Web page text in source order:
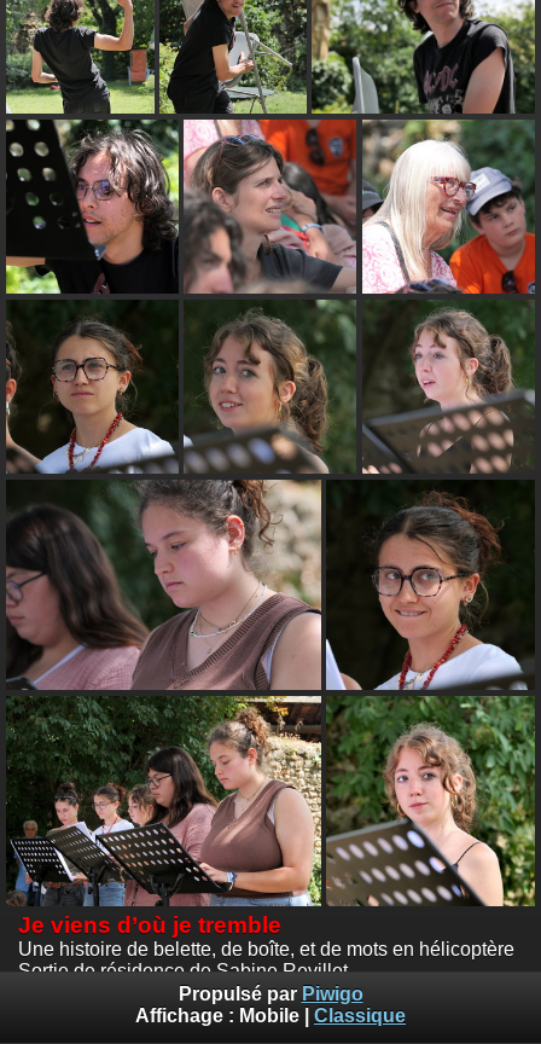
Je viens d’où je tremble
Une histoire de belette, de boîte, et de mots en hélicoptère
Sortie de résidence de Sabine Revillet
Festival Textes en l'Air - 27 juillet 2025
© Emile Zeizig
Propulsé par Piwigo
Affichage : Mobile Classique